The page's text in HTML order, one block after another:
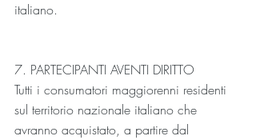
italiano.
7. PARTECIPANTI AVENTI DIRITTO
Tutti i consumatori maggiorenni residenti
sul territorio nazionale italiano che
avranno acquistato, a partire dal